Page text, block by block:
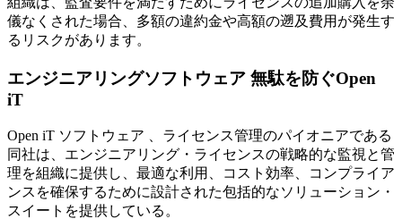
儀なくされた場合、多額の違約金や高額の遡及費用が発生す
るリスクがあります。
エンジニアリングソフトウェア 無駄を防ぐOpen
iT
Open iT ソフトウェア 、ライセンス管理のパイオニアである
同社は、エンジニアリング・ライセンスの戦略的な監視と管
理を組織に提供し、最適な利用、コスト効率、コンプライア
ンスを確保するために設計された包括的なソリューション・
スイートを提供している。